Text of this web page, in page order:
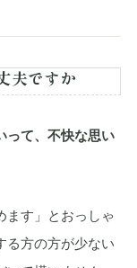
夫ですか
って、不快な思い
ます」とおっしゃ
る方の方が少ない